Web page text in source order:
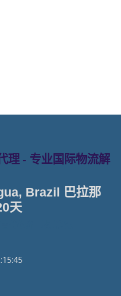
理 - 专业国际物流解
Brazil 巴拉那
天